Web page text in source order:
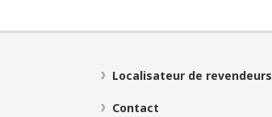
Localisateur de revendeurs
Contact